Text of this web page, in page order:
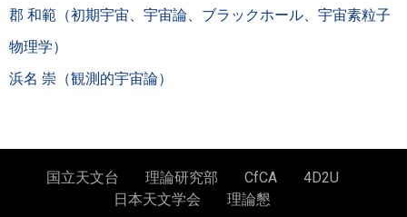
郡 和範（初期宇宙、宇宙論、ブラックホール、宇宙素粒子
物理学）
浜名 崇（観測的宇宙論）
国立天文台 理論研究部 CfCA
4D2U
日本天文学会
理論懇